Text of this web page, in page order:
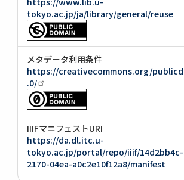
tokyo.ac.jp/ja/library/general/reuse
メタデータ利用条件
https://creativecommons.org/
.0/
IIIFマニフェストURI
https://da.dl.itc.u-
tokyo.ac.jp/portal/repo/iiif/14d2bb4c-
2170-04ea-a0c2e10f12a8/manifest